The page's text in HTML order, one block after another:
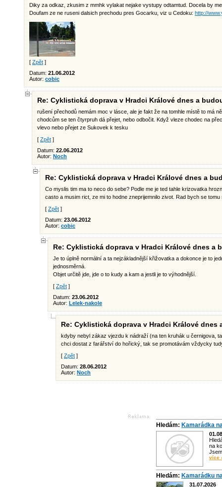
Diky za odkaz, zkusim z mmhk vylakat nejake vystupy odtamtud. Docela by
Doufam ze ne ruseni dalsich prechodu pres Gocarku, viz u Cedoku: http://
[ Zpět ]
Datum: 21.06.2012
Autor: cobic
Re: Cyklistická doprava v Hradci Králové dnes a
rušení přechodů nemám moc v lásce, ale je fakt že na tomhle místě to má
chodcům se ten čtyrpruh dá přejet, nebo odbočit. Když vleze chodec na
vlevo nebo přejet ze Sukovek k tesku
[ Zpět ]
Datum: 22.06.2012
Autor: Noch
Re: Cyklistická doprava v Hradci Králové dnes a
Co myslis tim ma to neco do sebe? Podle me je ted tahle krizovatka
casto a musim rict, ze mi to hodne zneprijemnilo zivot. Rad bych se
[ Zpět ]
Datum: 23.06.2012
Autor: cobic
Re: Cyklistická doprava v Hradci Králové dnes a
Je to úplně normální a ta nejzákladnější křižovatka a dokonce je to
jednosměrná.
Objet určitě jde, jde o to kudy a kam a jestli je to výhodnější.
[ Zpět ]
Datum: 23.06.2012
Autor: Lelek-nakole
Re: Cyklistická doprava v Hradci Králové dnes
kdyby nebyl zákaz vjezdu k nádraží (na ten kruhák u černigova,
chci dostat z farářství do hořický, tak se promotávám vždycky
[ Zpět ]
Datum: 28.06.2012
Autor: Noch
Hledám: Kamarádka
na
více
Hledám: Kamarádku
31.07.2026